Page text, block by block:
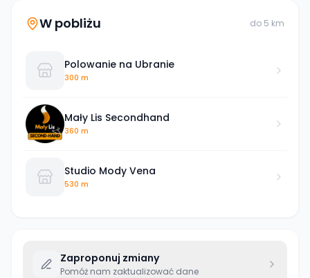
W pobliżu do 5 km
Polowanie na Ubranie
300 m
Mały Lis Secondhand
360 m
Studio Mody Vena
530 m
Zaproponuj zmiany
Pomóż nam zaktualizować dane